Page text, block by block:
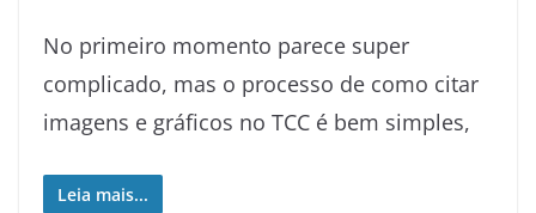
No primeiro momento parece super
complicado, mas o processo de como citar
imagens e gráficos no TCC é bem simples,
Leia mais...